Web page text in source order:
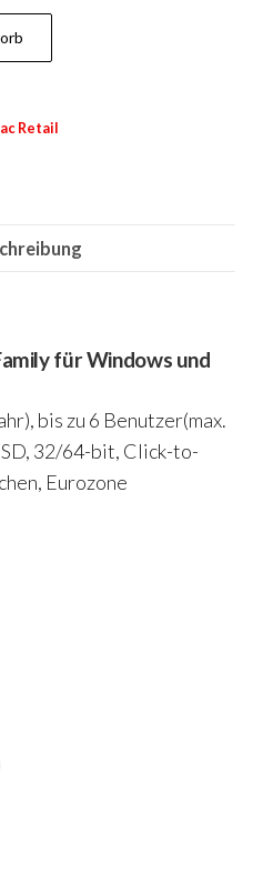
Retail
für Windows und
bis zu 6 Benutzer(max.
32/64-bit, Click-to-
Eurozone